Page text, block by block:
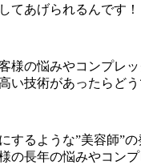
てあげられるんです！
様の悩みやコンプレ
い技術があったらどう
するような”美容師”の
の長年の悩みやコン